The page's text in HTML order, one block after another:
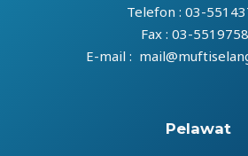
Telefon : 03-
Fax : 03-
E-mail :
Pelawat